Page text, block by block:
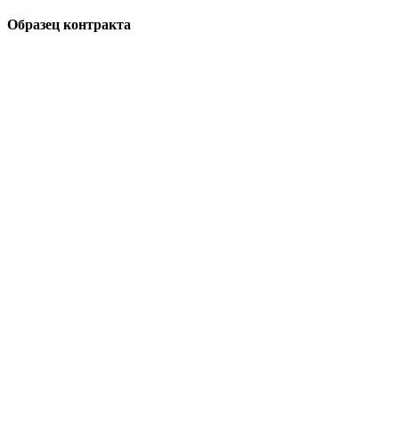
Образец контракта